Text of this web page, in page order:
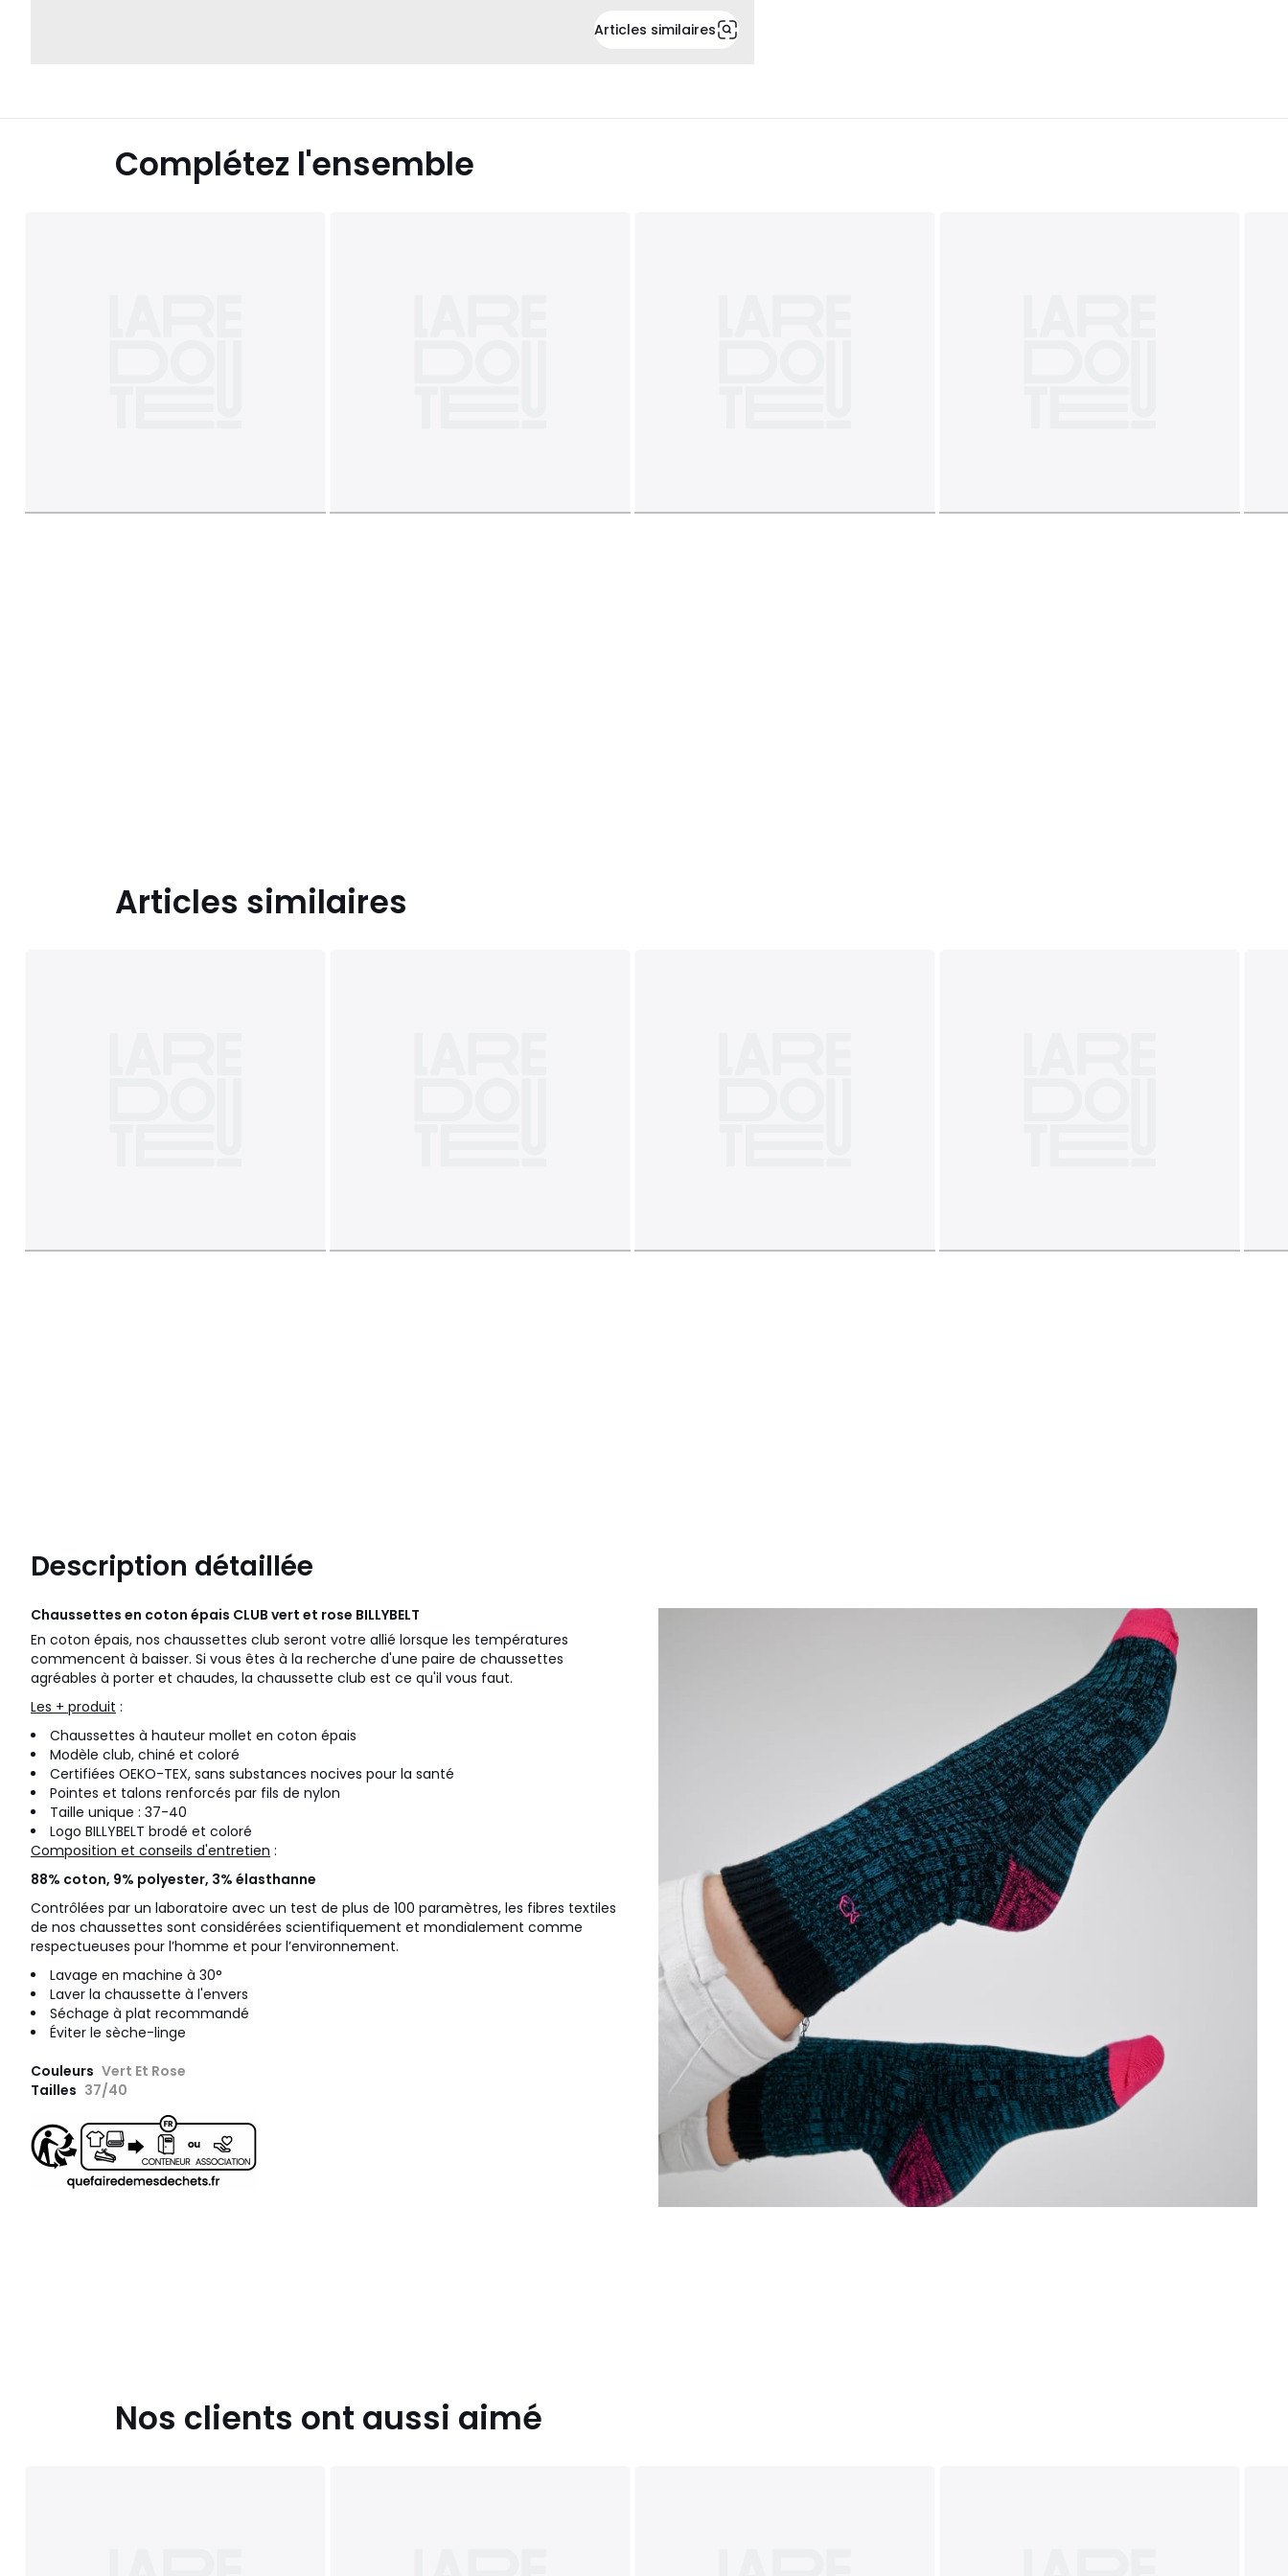
Articles similaires
Complétez l'ensemble
Articles similaires
Description détaillée
Chaussettes en coton épais CLUB vert et rose BILLYBELT
En coton épais, nos chaussettes club seront votre allié lorsque les températures
commencent à baisser. Si vous êtes à la recherche d'une paire de chaussettes
agréables à porter et chaudes, la chaussette club est ce qu'il vous faut.
Les + produit :
Chaussettes à hauteur mollet en coton épais
Modèle club, chiné et coloré
Certifiées OEKO-TEX, sans substances nocives pour la santé
Pointes et talons renforcés par fils de nylon
Taille unique : 37-40
Logo BILLYBELT brodé et coloré
Composition et conseils d'entretien :
88% coton, 9% polyester, 3% élasthanne
Contrôlées par un laboratoire avec un test de plus de 100 paramètres, les fibres textiles
de nos chaussettes sont considérées scientifiquement et mondialement comme
respectueuses pour l’homme et pour l’environnement.
Lavage en machine à 30°
Laver la chaussette à l'envers
Séchage à plat recommandé
Éviter le sèche-linge
Couleurs Vert Et Rose
Tailles 37/40
Nos clients ont aussi aimé